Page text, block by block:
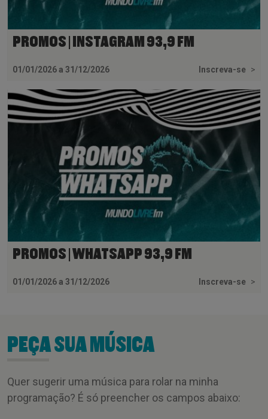
PROMOS | INSTAGRAM 93,9 FM
01/01/2026 a 31/12/2026 Inscreva-se >
PROMOS | WHATSAPP 93,9 FM
01/01/2026 a 31/12/2026 Inscreva-se >
PEÇA SUA MÚSICA
Quer sugerir uma música para rolar na minha
programação? É só preencher os campos abaixo: